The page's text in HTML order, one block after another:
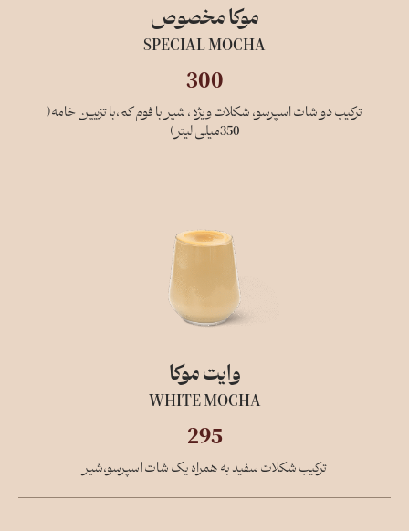
موکا مخصوص
SPECIAL MOCHA
300
ترکیب دو شات اسپرسو، شکلات ویژه ، شیر با فوم کم،با تزیین خامه(
350میلی لیتر)
وایت موکا
WHITE MOCHA
295
ترکیب شکلات سفید به همراه یک شات اسپرسو،شیر